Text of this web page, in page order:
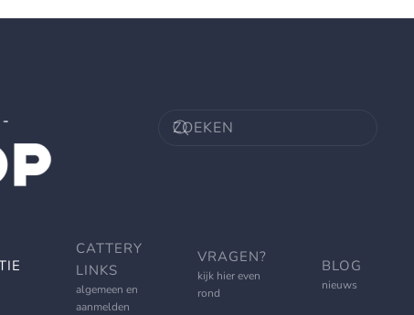
CATTERY
LINKS
algemeen en
aanmelden
VRAGEN?
kijk hier even
rond
BLOG
nieuws